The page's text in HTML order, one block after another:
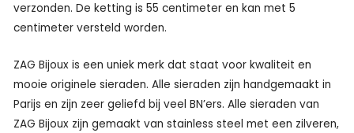
verzonden. De ketting is 55 centimeter en kan met 5
centimeter versteld worden.
ZAG Bijoux is een uniek merk dat staat voor kwaliteit en
mooie originele sieraden. Alle sieraden zijn handgemaakt in
Parijs en zijn zeer geliefd bij veel BN’ers. Alle sieraden van
ZAG Bijoux zijn gemaakt van stainless steel met een zilveren,